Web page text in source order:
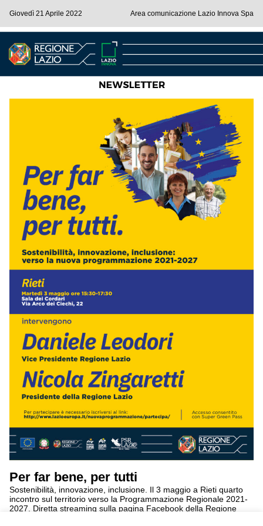
Giovedì 21 Aprile 2022 Area comunicazione Lazio Innova Spa
Per far bene, per tutti
Sostenibilità, innovazione, inclusione. Il 3 maggio a Rieti quarto
incontro sul territorio verso la Programmazione Regionale 2021-
2027. Diretta streaming sulla pagina Facebook della Regione